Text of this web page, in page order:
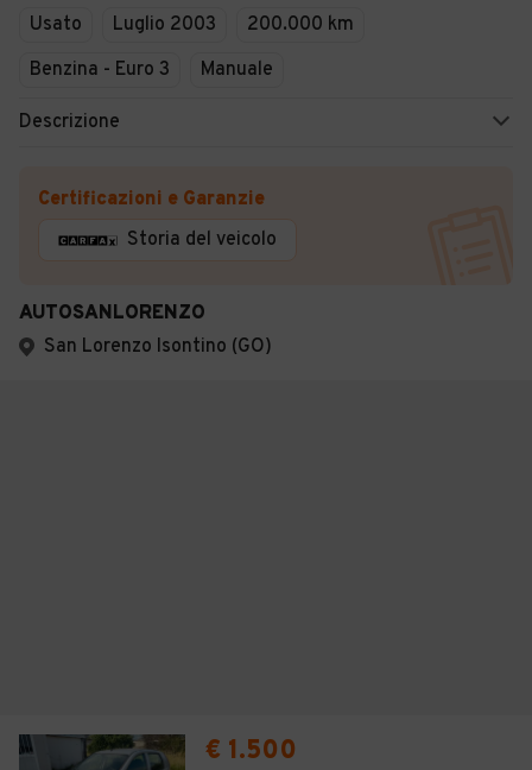
Usato Luglio 2003
200.000 km
Benzina - Euro 3
Manuale
Descrizione
Certificazioni e Garanzie
Storia del veicolo
AUTOSANLORENZO
San Lorenzo Isontino (GO)
€ 1.500